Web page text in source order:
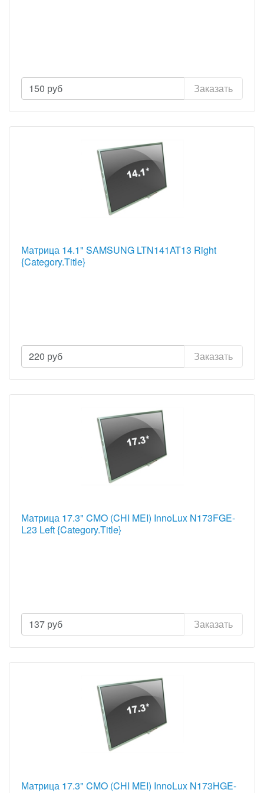
150 руб Заказать
Матрица 14.1" SAMSUNG LTN141AT13 Right
{Category.Title}
220 руб Заказать
Матрица 17.3" CMO (CHI MEI) InnoLux N173FGE-
L23 Left {Category.Title}
137 руб Заказать
Матрица 17.3" CMO (CHI MEI) InnoLux N173HGE-